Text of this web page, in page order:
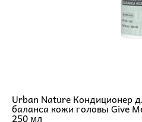
Urban Nature Кондиционер
баланса кожи головы Give
250 мл